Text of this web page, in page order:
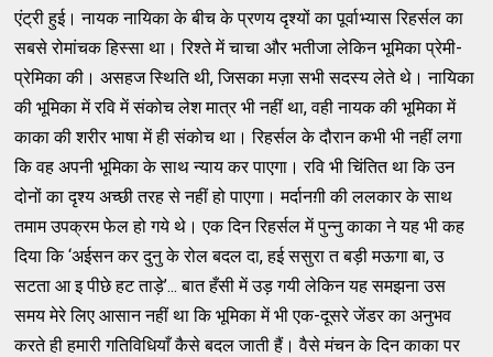
एंट्री हुई। नायक नायिका के बीच के प्रणय दृश्यों का पूर्वाभ्यास रिहर्सल का
सबसे रोमांचक हिस्सा था। रिश्ते में चाचा और भतीजा लेकिन भूमिका प्रेमी-
प्रेमिका की। असहज स्थिति थी, जिसका मज़ा सभी सदस्य लेते थे। नायिका
की भूमिका में रवि में संकोच लेश मात्र भी नहीं था, वही नायक की भूमिका में
काका की शरीर भाषा में ही संकोच था। रिहर्सल के दौरान कभी भी नहीं लगा
कि वह अपनी भूमिका के साथ न्याय कर पाएगा। रवि भी चिंतित था कि उन
दोनों का दृश्य अच्छी तरह से नहीं हो पाएगा। मर्दानग़ी की ललकार के साथ
तमाम उपक्रम फेल हो गये थे। एक दिन रिहर्सल में पुन्नु काका ने यह भी कह
दिया कि ‘अईसन कर दुनु के रोल बदल दा, हई ससुरा त बड़ी मऊगा बा, उ
सटता आ इ पीछे हट ताड़े’... बात हँसी में उड़ गयी लेकिन यह समझना उस
समय मेरे लिए आसान नहीं था कि भूमिका में भी एक-दूसरे जेंडर का अनुभव
करते ही हमारी गतिविधियाँ कैसे बदल जाती हैं। वैसे मंचन के दिन काका पर